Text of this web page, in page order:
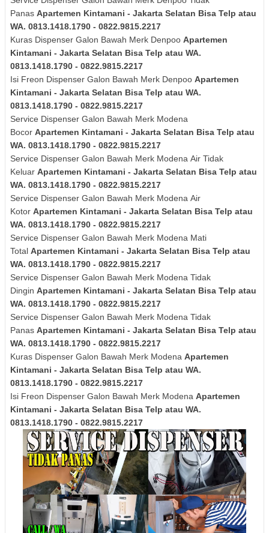
Panas Apartemen Kintamani - Jakarta Selatan Bisa Telp atau
WA. 0813.1418.1790 - 0822.9815.2217
Kuras Dispenser Galon Bawah Merk Denpoo Apartemen
Kintamani - Jakarta Selatan Bisa Telp atau WA.
0813.1418.1790 - 0822.9815.2217
Isi Freon Dispenser Galon Bawah Merk Denpoo Apartemen
Kintamani - Jakarta Selatan Bisa Telp atau WA.
0813.1418.1790 - 0822.9815.2217
Service Dispenser Galon Bawah Merk Modena
Bocor Apartemen Kintamani - Jakarta Selatan Bisa Telp atau
WA. 0813.1418.1790 - 0822.9815.2217
Service Dispenser Galon Bawah Merk Modena Air Tidak
Keluar Apartemen Kintamani - Jakarta Selatan Bisa Telp atau
WA. 0813.1418.1790 - 0822.9815.2217
Service Dispenser Galon Bawah Merk Modena Air
Kotor Apartemen Kintamani - Jakarta Selatan Bisa Telp atau
WA. 0813.1418.1790 - 0822.9815.2217
Service Dispenser Galon Bawah Merk Modena Mati
Total Apartemen Kintamani - Jakarta Selatan Bisa Telp atau
WA. 0813.1418.1790 - 0822.9815.2217
Service Dispenser Galon Bawah Merk Modena Tidak
Dingin Apartemen Kintamani - Jakarta Selatan Bisa Telp atau
WA. 0813.1418.1790 - 0822.9815.2217
Service Dispenser Galon Bawah Merk Modena Tidak
Panas Apartemen Kintamani - Jakarta Selatan Bisa Telp atau
WA. 0813.1418.1790 - 0822.9815.2217
Kuras Dispenser Galon Bawah Merk Modena Apartemen
Kintamani - Jakarta Selatan Bisa Telp atau WA.
0813.1418.1790 - 0822.9815.2217
Isi Freon Dispenser Galon Bawah Merk Modena Apartemen
Kintamani - Jakarta Selatan Bisa Telp atau WA.
0813.1418.1790 - 0822.9815.2217